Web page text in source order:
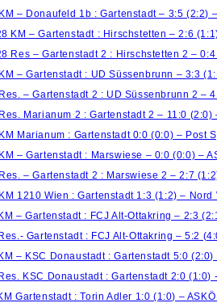
– Donaufeld 1b : Gartenstadt – 3:5 (2:2)
KM – Gartenstadt : Hirschstetten – 2:6
Res – Gartenstadt 2 : Hirschstetten 2 – 0:4
– Gartenstadt : UD Süssenbrunn – 3:3
– Gartenstadt 2 : UD Süssenbrunn 2 –
Marianum 2 : Gartenstadt 2 – 11:0 (2:0)
Marianum : Gartenstadt 0:0 (0:0) – Post
– Gartenstadt : Marswiese – 0:0 (0:0) –
– Gartenstadt 2 : Marswiese 2 – 2:7
1210 Wien : Gartenstadt 1:3 (1:2) – Nord
– Gartenstadt : FCJ Alt-Ottakring – 2:3
Gartenstadt : FCJ Alt-Ottakring – 5:2
– KSC Donaustadt : Gartenstadt 5:0
KSC Donaustadt : Gartenstadt 2:0 (1:0)
Gartenstadt : Torin Adler 1:0 (1:0) –